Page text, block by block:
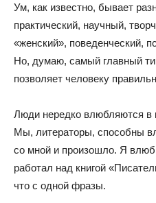
Ум, как известно, бывает
практический, научный,
«женский», поведенческий,
Но, думаю, самый главный
позволяет человеку
Люди нередко влюбляются в
Мы, литераторы, способны
со мной и произошло. Я
работал над книгой
что с одной фразы.